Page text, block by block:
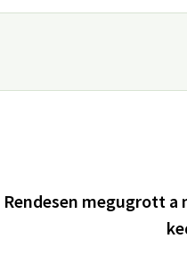
Rendesen megugrott